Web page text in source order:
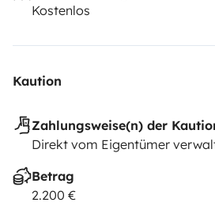
Kostenlos
Kaution
Zahlungsweise(n) der
Direkt vom Eigentümer
Betrag
2.200 €